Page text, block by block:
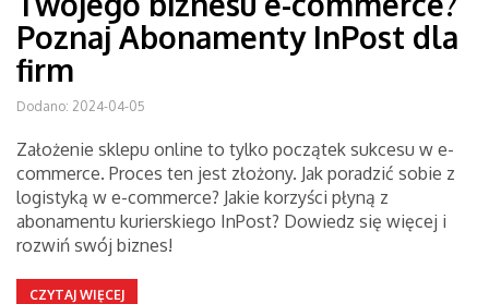
Poznaj Abonamenty InPost dla
firm
Dodano: 2024-04-05
Założenie sklepu online to tylko początek sukcesu w e-
commerce. Proces ten jest złożony. Jak poradzić sobie z
logistyką w e-commerce? Jakie korzyści płyną z
abonamentu kurierskiego InPost? Dowiedz się więcej i
rozwiń swój biznes!
CZYTAJ WIĘCEJ